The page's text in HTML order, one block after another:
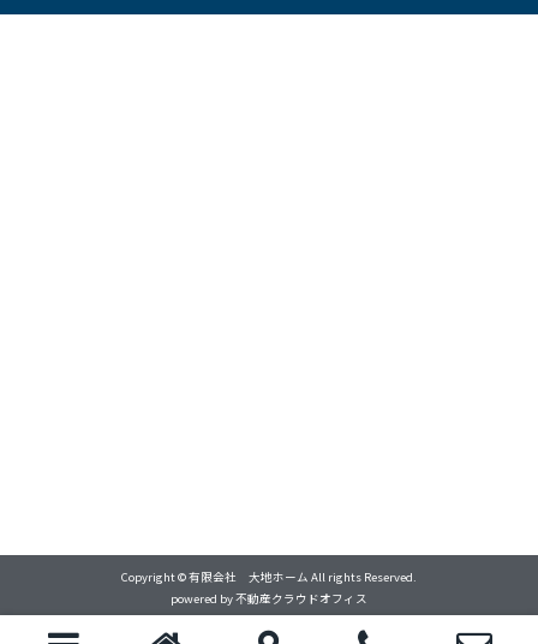
Copyright © 有限会社 大地ホーム All rights Reserved.
powered by 不動産クラウドオフィス